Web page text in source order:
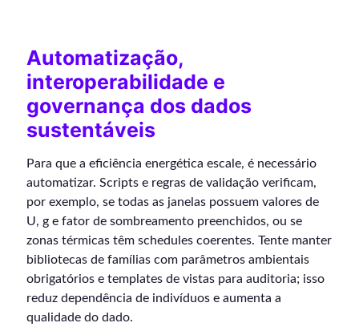
Automatização,
interoperabilidade e
governança dos dados
sustentáveis
Para que a eficiência energética escale, é necessário
automatizar. Scripts e regras de validação verificam,
por exemplo, se todas as janelas possuem valores de
U, g e fator de sombreamento preenchidos, ou se
zonas térmicas têm schedules coerentes. Tente manter
bibliotecas de famílias com parâmetros ambientais
obrigatórios e templates de vistas para auditoria; isso
reduz dependência de indivíduos e aumenta a
qualidade do dado.